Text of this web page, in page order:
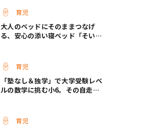
育児
大人のベッドにそのままつなげ
る、安心の添い寝ベッド「そいね
育児
「塾なし＆独学」で大学受験レベ
ルの数学に挑む小6。その自走力
育児